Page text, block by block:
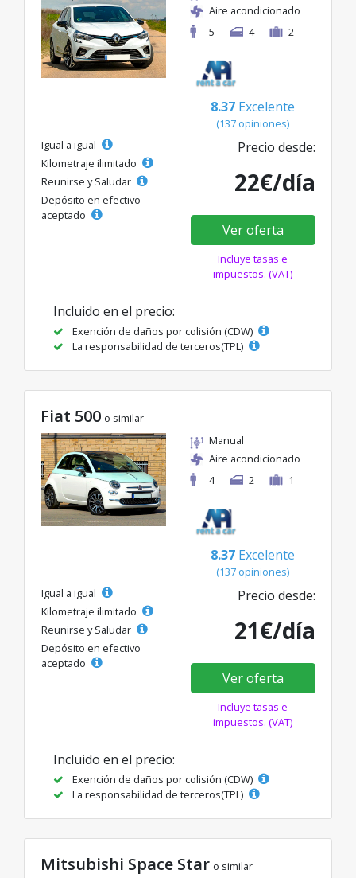
Aire acondicionado
5
4 2
8.37 Excelente
(137 opiniones)
Igual a igual
Kilometraje ilimitado
Reunirse y Saludar
Depósito en efectivo
aceptado
Precio desde:
22€/día
Ver oferta
Incluye tasas e
impuestos. (VAT)
Incluido en el precio:
Exención de daños por colisión (CDW)
La responsabilidad de terceros(TPL)
Fiat 500 o similar
Manual
Aire acondicionado
4
2 1
8.37 Excelente
(137 opiniones)
Igual a igual
Kilometraje ilimitado
Reunirse y Saludar
Depósito en efectivo
aceptado
Precio desde:
21€/día
Ver oferta
Incluye tasas e
impuestos. (VAT)
Incluido en el precio:
Exención de daños por colisión (CDW)
La responsabilidad de terceros(TPL)
Mitsubishi Space Star o similar